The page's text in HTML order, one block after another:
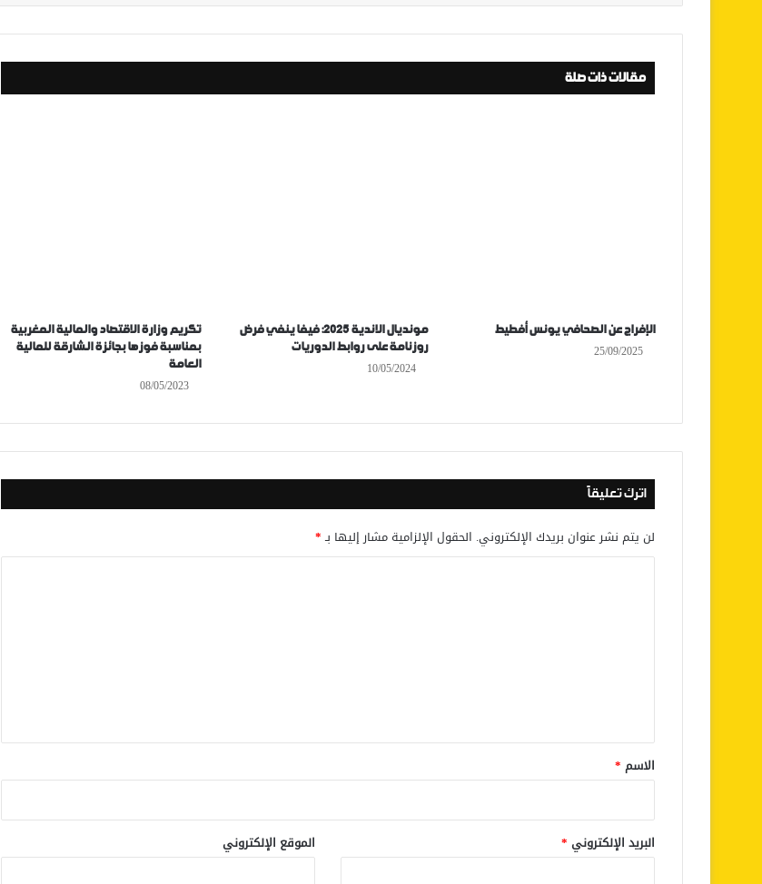
مقالات ذات صلة
الإفراج عن الصحافي يونس أفطيط
25/09/2025
مونديال الاندية 2025: فيفا ينفي فرض
روزنامة على روابط الدوريات
10/05/2024
تكريم وزارة الاقتصاد والمالية المغربية
بمناسبة فوزها بجائزة الشارقة للمالية
العامة
08/05/2023
اترك تعليقاً
لن يتم نشر عنوان بريدك الإلكتروني. الحقول الإلزامية مشار إليها بـ*
*
الاسم *
البريد الإلكتروني * الموقع الإلكتروني